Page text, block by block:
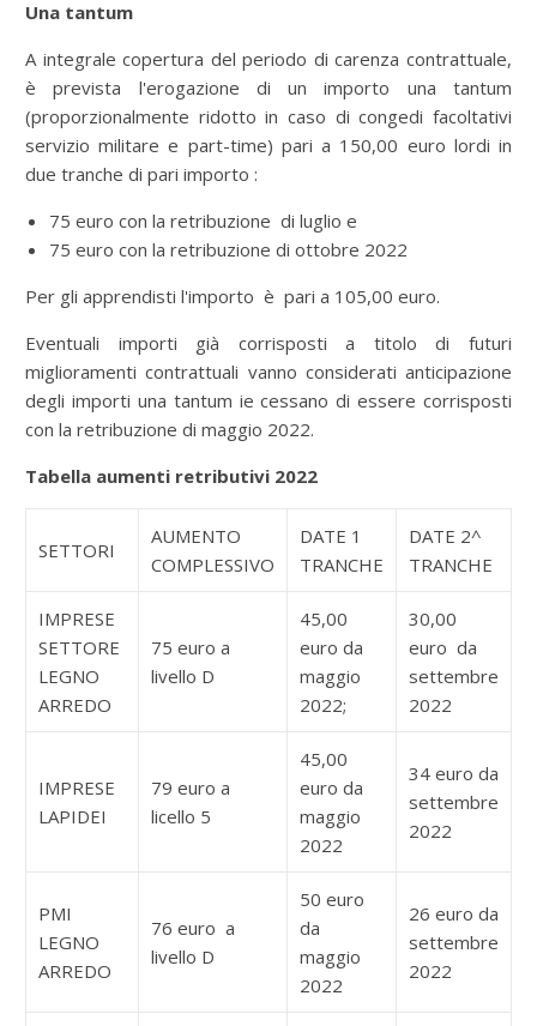
Una tantum
A integrale copertura del periodo di carenza contrattuale,
è prevista l'erogazione di un importo una tantum
(proporzionalmente ridotto in caso di congedi facoltativi
servizio militare e part-time) pari a 150,00 euro lordi in
due tranche di pari importo :
75 euro con la retribuzione di luglio e
75 euro con la retribuzione di ottobre 2022
Per gli apprendisti l'importo è pari a 105,00 euro.
Eventuali importi già corrisposti a titolo di futuri
miglioramenti contrattuali vanno considerati anticipazione
degli importi una tantum ie cessano di essere corrisposti
con la retribuzione di maggio 2022.
Tabella aumenti retributivi 2022
SETTORI
AUMENTO
COMPLESSIVO
DATE 1
TRANCHE
DATE 2^
TRANCHE
IMPRESE
SETTORE
LEGNO
ARREDO
75 euro a
livello D
45,00
euro da
maggio
2022;
30,00
euro da
settembre
2022
IMPRESE
LAPIDEI
79 euro a
licello 5
45,00
euro da
maggio
2022
34 euro da
settembre
2022
PMI
LEGNO
ARREDO
76 euro a
livello D
50 euro
da
maggio
2022
26 euro da
settembre
2022